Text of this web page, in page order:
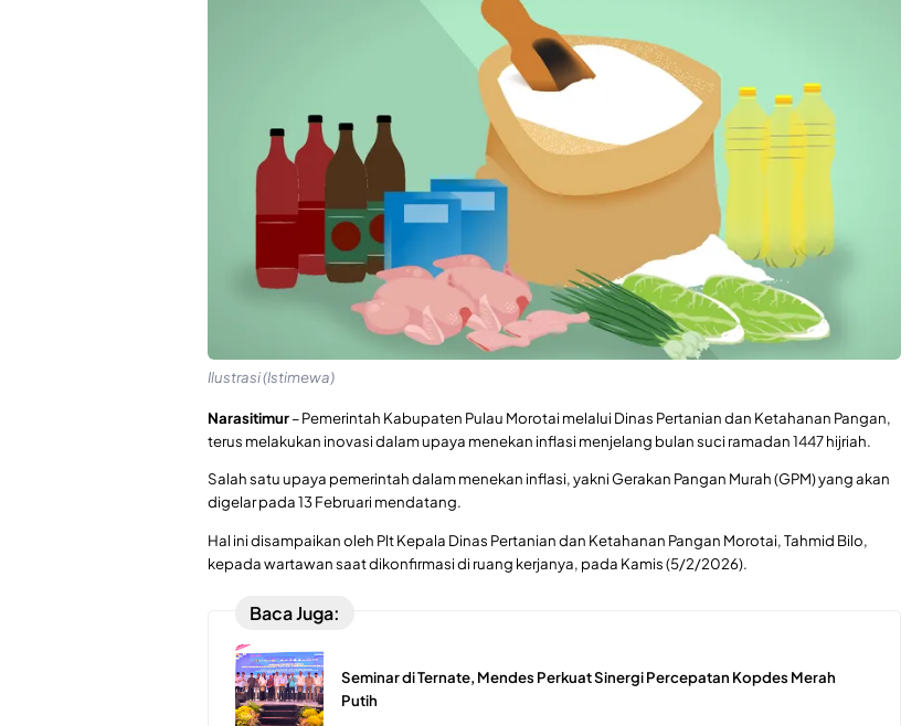
Ilustrasi (Istimewa)
Narasitimur– Pemerintah Kabupaten Pulau Morotai melalui Dinas Pertanian dan Ketahanan Pangan,
terus melakukan inovasi dalam upaya menekan inflasi menjelang bulan suci ramadan 1447 hijriah.
Salah satu upaya pemerintah dalam menekan inflasi, yakni Gerakan Pangan Murah (GPM) yang akan
digelar pada 13 Februari mendatang.
Hal ini disampaikan oleh Plt Kepala Dinas Pertanian dan Ketahanan Pangan Morotai, Tahmid Bilo,
kepada wartawan saat dikonfirmasi di ruang kerjanya, pada Kamis (5/2/2026).
Baca Juga:
Seminar di Ternate, Mendes Perkuat Sinergi Percepatan Kopdes Merah
Putih